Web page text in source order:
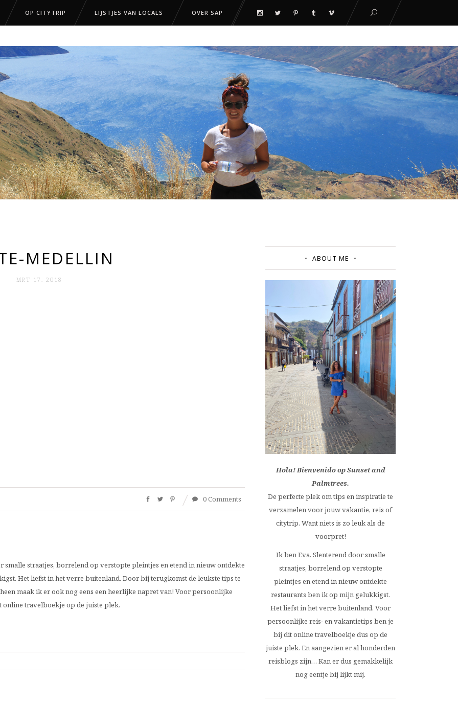
OP CITYTRIP LIJSTJES VAN LOCALS OVER SAP
MEDELLIN
MRT 17. 2018
0 Comments
smalle straatjes, borrelend op verstopte pleintjes en etend in nieuw ontdekte
Het liefst in het verre buitenland. Door bij terugkomst de leukste tips te
maak ik er ook nog eens een heerlijke napret van! Voor persoonlijke
travelboekje op de juiste plek.
ABOUT ME
Hola! Bienvenido op Sunset and
Palmtrees.
De perfecte plek om tips en inspiratie te
verzamelen voor jouw vakantie, reis of
citytrip. Want niets is zo leuk als de
voorpret!
Ik ben Eva. Slenterend door smalle
straatjes, borrelend op verstopte
pleintjes en etend in nieuw ontdekte
restaurants ben ik op mijn gelukkigst.
Het liefst in het verre buitenland. Voor
persoonlijke reis- en vakantietips ben je
bij dit online travelboekje dus op de
juiste plek. En aangezien er al honderden
reisblogs zijn… Kan er dus gemakkelijk
nog eentje bij lijkt mij.